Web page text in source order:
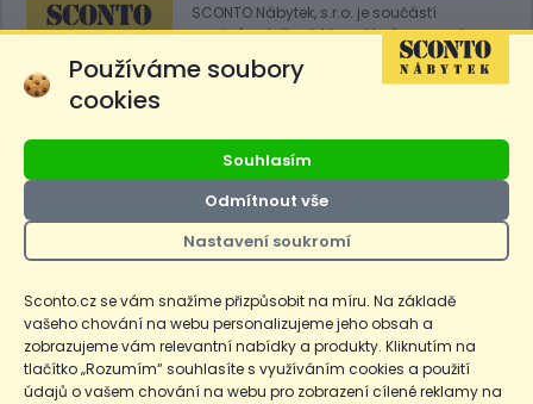
SCONTO Nábytek, s.r.o. je součástí
mezinárodního řetězce, který provozuje
obchodní domy
Sconto.
Ceny produktů na e-shopu sconto.cz jsou označeny následovně. Běžná
cena je cena bez označení, *Cena pro členy SCONTO Clubu, **Akční
dnů před prvním zlevněním. Dle zákona o ochraně spotřebitele §12a je
uvedená Běžná cena současně i nejnižší za 30 dní, pokud není Nejnižší
Běžná cena za 30 dní uvedena samostatně na detailu produktu.
Používáme soubory
cookies
Souhlasím
Odmítnout vše
Nastavení soukromí
Sconto.cz se vám snažíme přizpůsobit na míru. Na základě
vašeho chování na webu personalizujeme jeho obsah a
zobrazujeme vám relevantní nabídky a produkty. Kliknutím na
tlačítko „Rozumím“ souhlasíte s využíváním cookies a použití
údajů o vašem chování na webu pro zobrazení cílené reklamy na